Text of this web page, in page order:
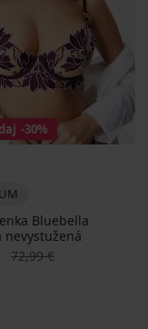
-30%
Bluebella
nevystužená
Pôvodná cena
72,99 €